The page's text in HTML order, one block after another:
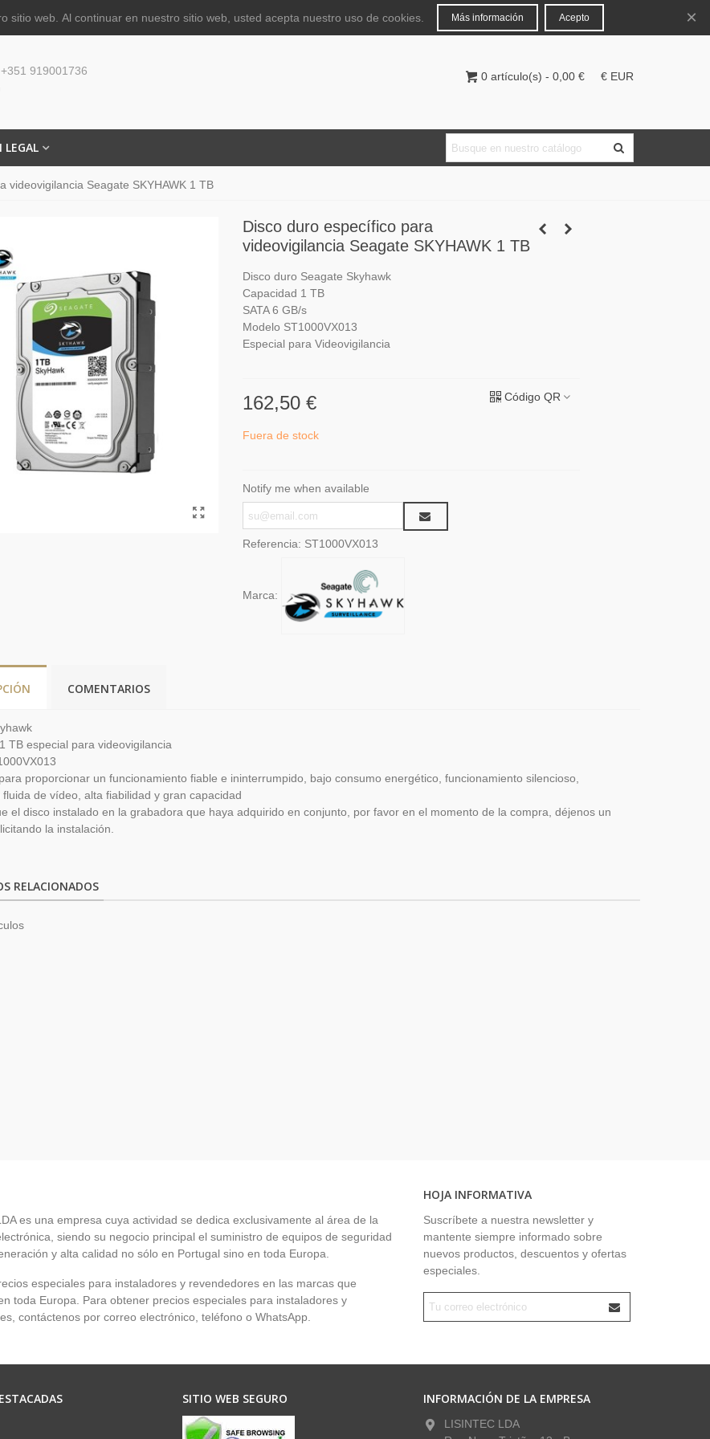
Español Iniciar sesión
919001736
0 artículo(s) - 0,00 € € EUR
LEGAL
videovigilancia Seagate SKYHAWK 1 TB
Disco duro específico para
videovigilancia Seagate SKYHAWK 1 TB
Disco duro Seagate Skyhawk
Capacidad 1 TB
SATA 6 GB/s
Modelo ST1000VX013
Especial para Videovigilancia
162,50 € Código QR
Fuera de stock
Notify me when available
Referencia: ST1000VX013
Marca:
COMENTARIOS
TB especial para videovigilancia
proporcionar un funcionamiento fiable e ininterrumpido, bajo consumo energético, funcionamiento silencioso,
de vídeo, alta fiabilidad y gran capacidad
el disco instalado en la grabadora que haya adquirido en conjunto, por favor en el momento de la compra, déjenos un
la instalación.
RELACIONADOS
es una empresa cuya actividad se dedica exclusivamente al área de la
siendo su negocio principal el suministro de equipos de seguridad
y alta calidad no sólo en Portugal sino en toda Europa.
especiales para instaladores y revendedores en las marcas que
toda Europa. Para obtener precios especiales para instaladores y
contáctenos por correo electrónico, teléfono o WhatsApp.
HOJA INFORMATIVA
Suscríbete a nuestra newsletter y
mantente siempre informado sobre
nuevos productos, descuentos y ofertas
especiales.
SITIO WEB SEGURO INFORMACIÓN DE LA EMPRESA
LISINTEC LDA
sitio web. Al continuar en nuestro sitio web, usted acepta nuestro uso de cookies. Más información Acepto ×